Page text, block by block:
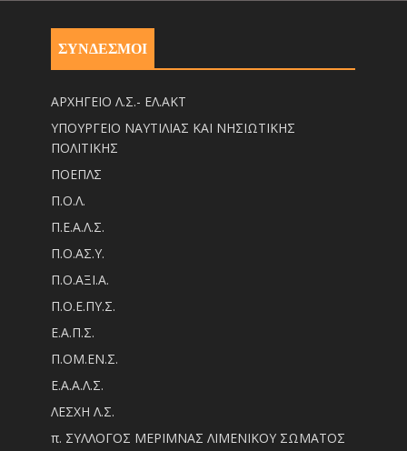
ΣΥΝΔΕΣΜΟΙ
ΑΡΧΗΓΕΙΟ Λ.Σ.- ΕΛ.ΑΚΤ
ΥΠΟΥΡΓΕΙΟ ΝΑΥΤΙΛΙΑΣ ΚΑΙ ΝΗΣΙΩΤΙΚΗΣ
ΠΟΛΙΤΙΚΗΣ
ΠΟΕΠΛΣ
Π.Ο.Λ.
Π.Ε.Α.Λ.Σ.
Π.Ο.ΑΣ.Υ.
Π.Ο.ΑΞΙ.Α.
Π.Ο.Ε.ΠΥ.Σ.
Ε.Α.Π.Σ.
Π.ΟM.EN.Σ.
Ε.Α.Α.Λ.Σ.
ΛΕΣΧΗ Λ.Σ.
π. ΣΥΛΛΟΓΟΣ ΜΕΡΙΜΝΑΣ ΛΙΜΕΝΙΚΟΥ ΣΩΜΑΤΟΣ